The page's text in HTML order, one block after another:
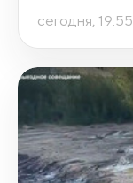
сегодня, 19:55